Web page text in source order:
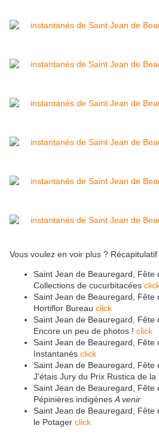
Vous voulez en voir plus ? Récapitulatif
Saint Jean de Beauregard, Fête
Collections de cucurbitacées
Saint Jean de Beauregard, Fête
Hortiflor Bureau click
Saint Jean de Beauregard, Fête
Encore un peu de photos ! click
Saint Jean de Beauregard, Fête
Instantanés click
Saint Jean de Beauregard, Fête
J'étais Jury du Prix Rustica de la
Saint Jean de Beauregard, Fête
Pépinières indigènes A venir
Saint Jean de Beauregard, Fête
le Potager click